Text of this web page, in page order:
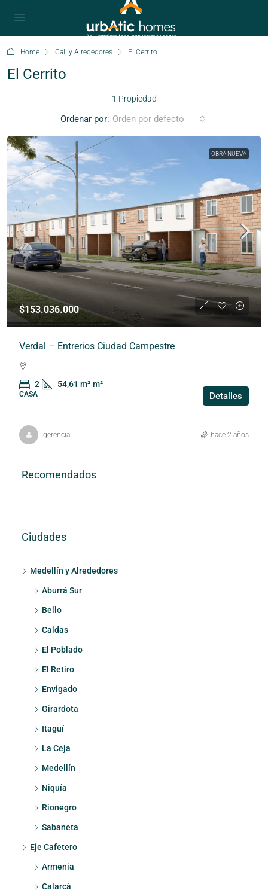
Home Cali y Alrededores El Cerrito
El Cerrito
1 Propiedad
Ordenar por: Orden por defecto
OBRA NUEVA
$153.036.000
Verdal – Entrerios Ciudad Campestre
2 54,61 m² m²
CASA Detalles
gerencia hace 2 años
Recomendados
Ciudades
Medellín y Alrededores
Aburrá Sur
Bello
Caldas
El Poblado
El Retiro
Envigado
Girardota
Itaguí
La Ceja
Medellín
Niquía
Rionegro
Sabaneta
Eje Cafetero
Armenia
Calarcá